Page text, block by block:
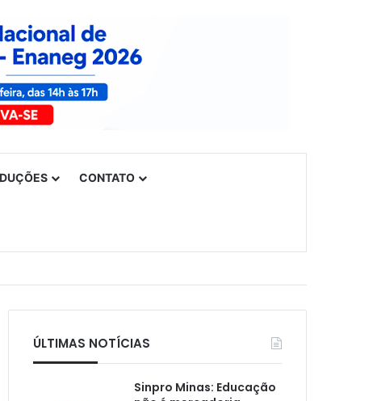
CONTATO
ÚLTIMAS NOTÍCIAS
Sinpro Minas: Educação